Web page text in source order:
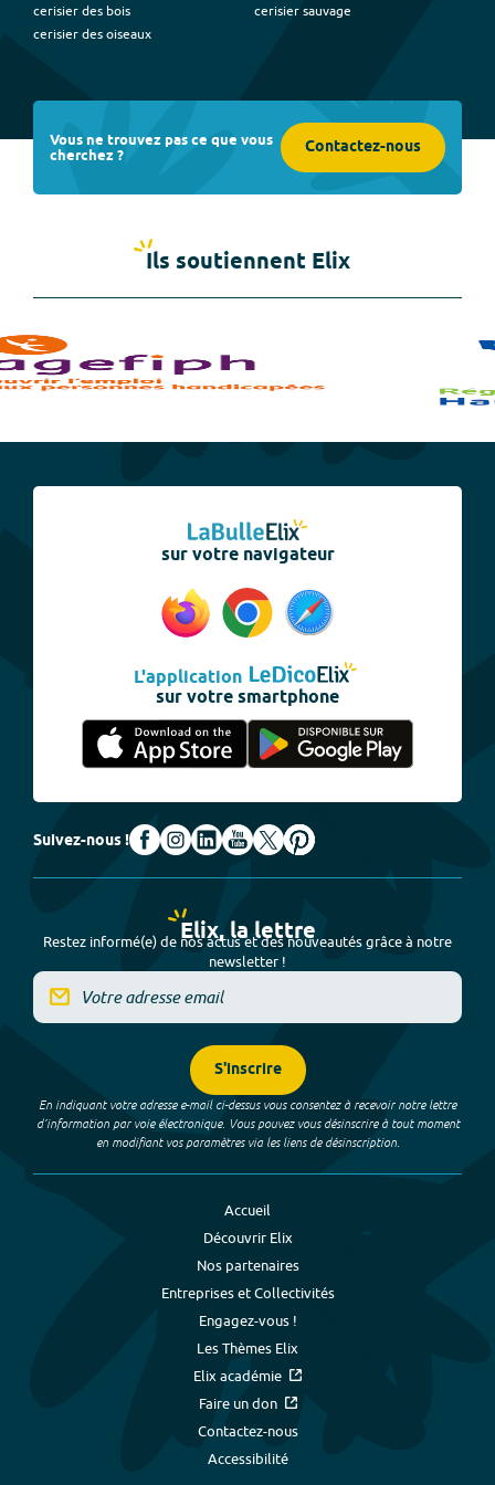
cerisier des bois
cerisier des oiseaux
cerisier sauvage
Vous ne trouvez pas ce que vous
cherchez ? Contactez-nous
Ils soutiennent Elix
sur votre navigateur
L'application
sur votre smartphone
Suivez-nous !
Elix, la lettre
Restez informé(e) de nos actus et des nouveautés grâce à notre
newsletter !
S'inscrire
En indiquant votre adresse e-mail ci-dessus vous consentez à recevoir notre lettre
d’information par voie électronique. Vous pouvez vous désinscrire à tout moment
en modifiant vos paramètres via les liens de désinscription.
Accueil
Découvrir Elix
Nos partenaires
Entreprises et Collectivités
Engagez-vous !
Les Thèmes Elix
Elix académie
Faire un don
Contactez-nous
Accessibilité